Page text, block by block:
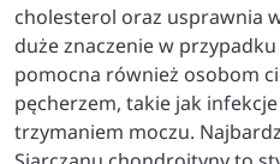
cholesterol oraz usprawnia
duże znaczenie w
pomocna również osobom
pęcherzem, takie jak
trzymaniem moczu.